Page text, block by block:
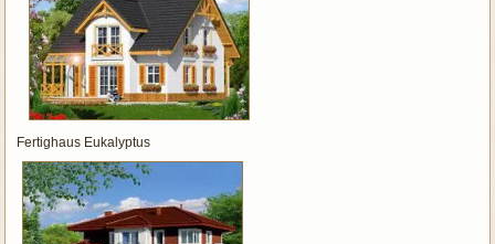
Fertighaus Eukalyptus